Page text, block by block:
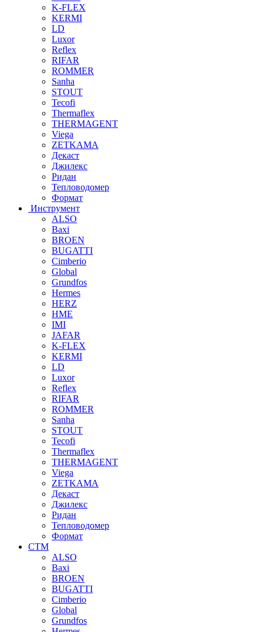
K-FLEX
KERMI
LD
Luxor
Reflex
RIFAR
ROMMER
Sanha
STOUT
Tecofi
Thermaflex
THERMAGENT
Viega
ZETKAMA
Декаст
Джилекс
Ридан
Тепловодомер
Формат
Инструмент
ALSO
Baxi
BROEN
BUGATTI
Cimberio
Global
Grundfos
Hermes
HERZ
HME
IMI
JAFAR
K-FLEX
KERMI
LD
Luxor
Reflex
RIFAR
ROMMER
Sanha
STOUT
Tecofi
Thermaflex
THERMAGENT
Viega
ZETKAMA
Декаст
Джилекс
Ридан
Тепловодомер
Формат
СТМ
ALSO
Baxi
BROEN
BUGATTI
Cimberio
Global
Grundfos